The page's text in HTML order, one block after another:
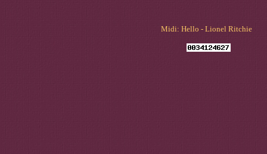
Midi: Hello - Lionel Ritchie